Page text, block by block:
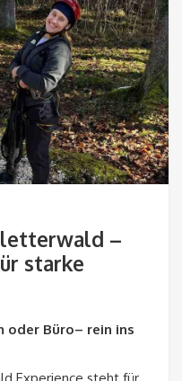
–
starke
oder Büro– rein ins